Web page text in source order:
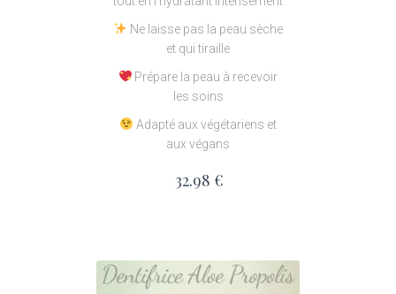
Ne laisse pas la peau sèche
et qui tiraille
Prépare la peau à recevoir
les soins
Adapté aux végétariens et
aux végans
32.98 €